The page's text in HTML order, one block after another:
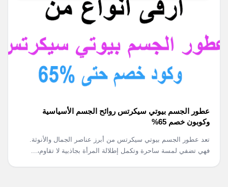
عطور الجسم بيوتي سيكرتس روائح الجسم الأسياسية
وكوبون خصم 65%
تعد عطور الجسم بيوتي سيكرتس من أبرز عناصر الجمال والأنوثة.
فهي تضفي لمسة ساحرة وتكمل إطلالة المرأة بجاذبية لا تقاوم،...